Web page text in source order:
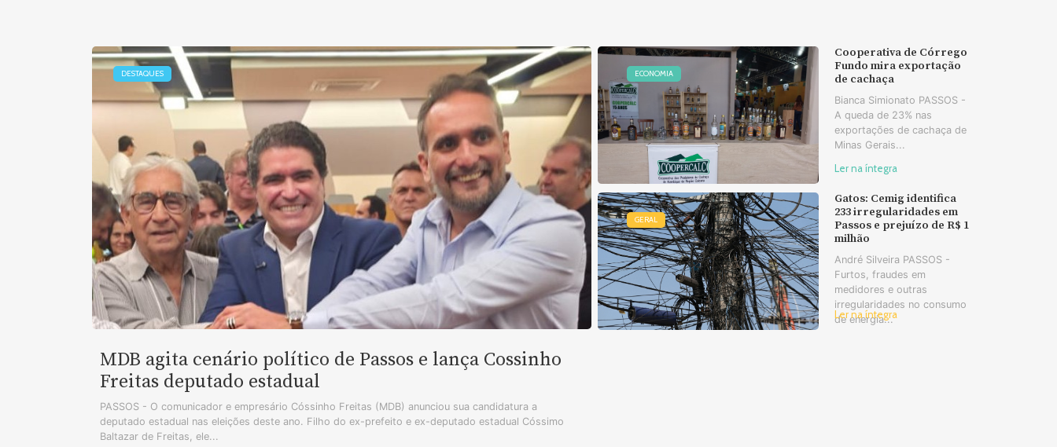
DESTAQUES
MDB agita cenário político de Passos e lança Cossinho
Freitas deputado estadual
PASSOS - O comunicador e empresário Cóssinho Freitas (MDB) anunciou sua candidatura a
deputado estadual nas eleições deste ano. Filho do ex-prefeito e ex-deputado estadual Cóssimo
Baltazar de Freitas, ele...
ECONOMIA
Cooperativa de Córrego
Fundo mira exportação
de cachaça
Bianca Simionato PASSOS -
A queda de 23% nas
exportações de cachaça de
Minas Gerais...
Ler na íntegra
GERAL
Gatos: Cemig identifica
233 irregularidades em
Passos e prejuízo de R$ 1
milhão
André Silveira PASSOS -
Furtos, fraudes em
medidores e outras
irregularidades no consumo
de energia...
Ler na íntegra